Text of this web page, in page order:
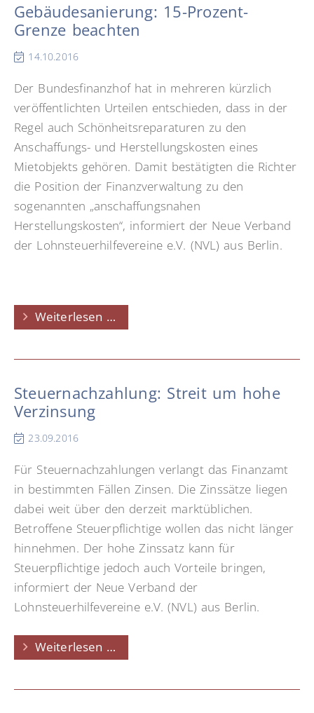
Gebäudesanierung: 15-Prozent-
Grenze beachten
14.10.2016
Der Bundesfinanzhof hat in mehreren kürzlich
veröffentlichten Urteilen entschieden, dass in der
Regel auch Schönheitsreparaturen zu den
Anschaffungs- und Herstellungskosten eines
Mietobjekts gehören. Damit bestätigten die Richter
die Position der Finanzverwaltung zu den
sogenannten „anschaffungsnahen
Herstellungskosten“, informiert der Neue Verband
der Lohnsteuerhilfevereine e.V. (NVL) aus Berlin.
Weiterlesen …
Prozent-
beachten
Steuernachzahlung: Streit um hohe
Verzinsung
23.09.2016
Für Steuernachzahlungen verlangt das Finanzamt
in bestimmten Fällen Zinsen. Die Zinssätze liegen
dabei weit über den derzeit marktüblichen.
Betroffene Steuerpflichtige wollen das nicht länger
hinnehmen. Der hohe Zinssatz kann für
Steuerpflichtige jedoch auch Vorteile bringen,
informiert der Neue Verband der
Lohnsteuerhilfevereine e.V. (NVL) aus Berlin.
Weiterlesen …
um